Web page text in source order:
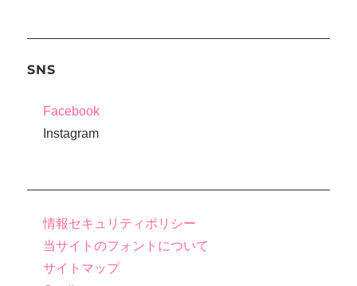
SNS
Facebook
Instagram
情報セキュリティポリシー
当サイトのフォントについて
サイトマップ